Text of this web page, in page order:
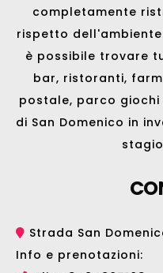
completamente
rispetto
è possibile trovare
bar, ristoranti,
postale, parco giochi
di San Domenico in
Strada San
Info e prenotazioni: